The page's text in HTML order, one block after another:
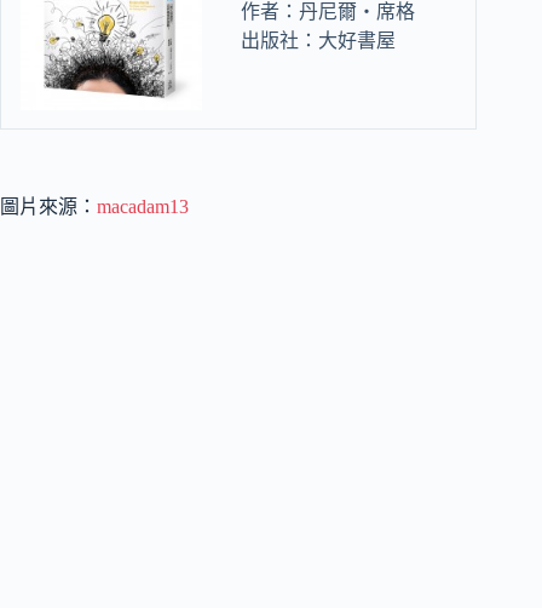
作者：丹尼爾‧席格
出版社：大好書屋
圖片來源： macadam13